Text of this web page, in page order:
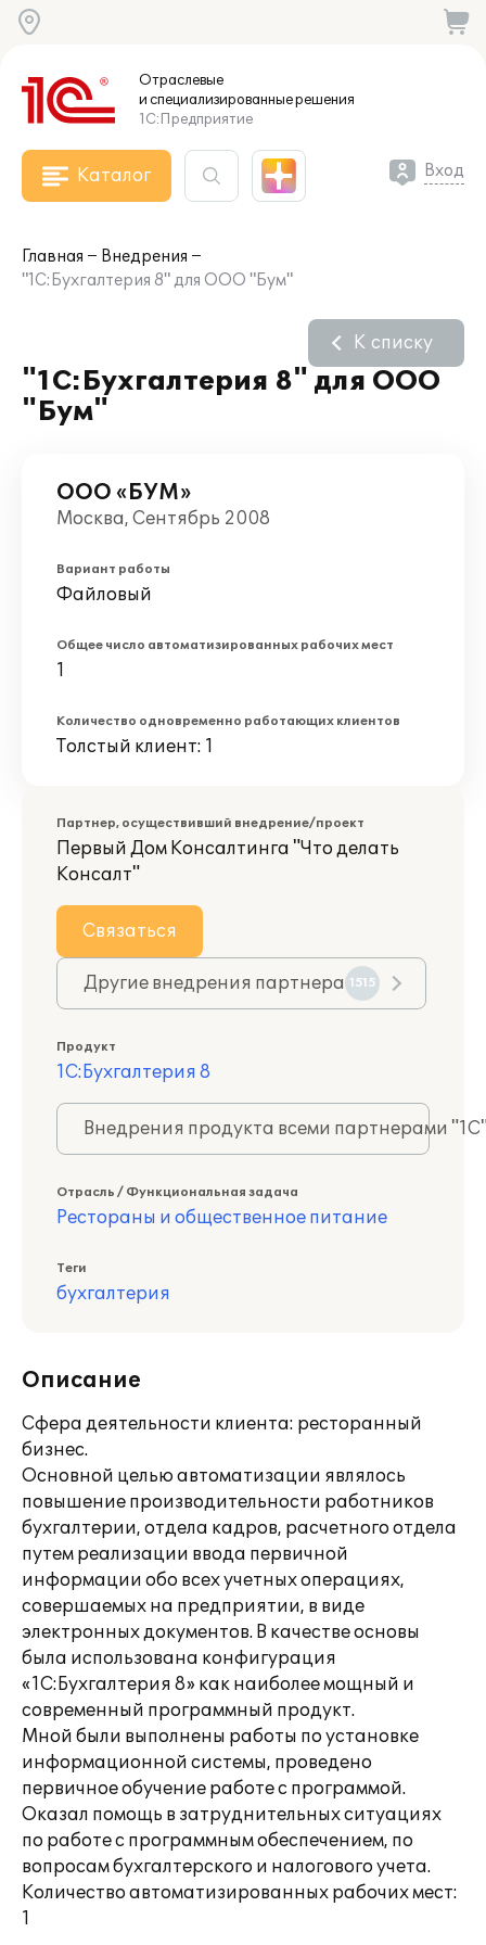
Отраслевые
и специализированныерешения
1С:Предприятие
Каталог Вход
Главная
Внедрения
"1C:Бухгалтерия 8" для ООО "Бум"
"1C:Бухгалтерия 8" для ООО
"Бум"
К списку
ООО «БУМ»
Москва, Сентябрь 2008
Вариант работы
Файловый
Общее число автоматизированных рабочих мест
1
Количество одновременно работающих клиентов
Толстый клиент: 1
Партнер, осуществивший внедрение/проект
Первый Дом Консалтинга "Что делать
Консалт"
Связаться
Другие внедрения партнера 1515
Продукт
1С:Бухгалтерия 8
Внедрения продукта всеми партнерами
Отрасль / Функциональная задача
Рестораны и общественное питание
Теги
бухгалтерия
Описание
Сфера деятельности клиента: ресторанный
бизнес.
Основной целью автоматизации являлось
повышение производительности работников
бухгалтерии, отдела кадров, расчетного отдела
путем реализации ввода первичной
информации обо всех учетных операциях,
совершаемых на предприятии, в виде
электронных документов. В качестве основы
была использована конфигурация
«1С:Бухгалтерия 8» как наиболее мощный и
современный программный продукт.
Мной были выполнены работы по установке
информационной системы, проведено
первичное обучение работе с программой.
Оказал помощь в затруднительных ситуациях
по работе с программным обеспечением, по
вопросам бухгалтерского и налогового учета.
Количество автоматизированных рабочих мест:
1